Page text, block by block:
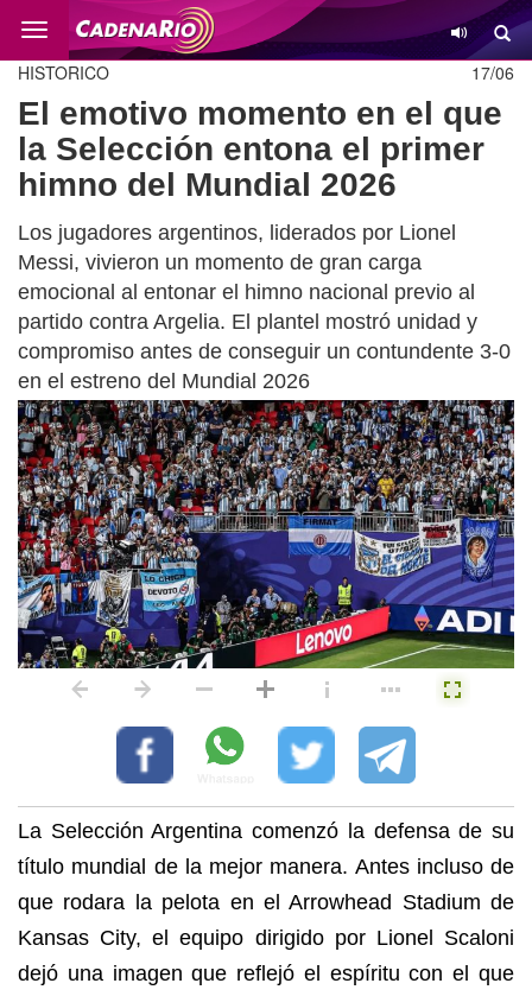
Cambio
17/06
HISTORICO
El emotivo momento en el que
la Selección entona el primer
himno del Mundial 2026
Los jugadores argentinos, liderados por Lionel
Messi, vivieron un momento de gran carga
emocional al entonar el himno nacional previo al
partido contra Argelia. El plantel mostró unidad y
compromiso antes de conseguir un contundente 3-0
en el estreno del Mundial 2026
La Selección Argentina comenzó la defensa de su
título mundial de la mejor manera. Antes incluso de
que rodara la pelota en el Arrowhead Stadium de
Kansas City, el equipo dirigido por Lionel Scaloni
dejó una imagen que reflejó el espíritu con el que